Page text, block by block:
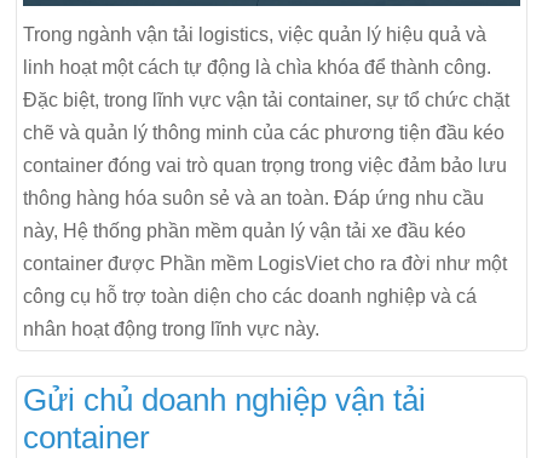
Trong ngành vận tải logistics, việc quản lý hiệu quả và
linh hoạt một cách tự động là chìa khóa để thành công.
Đặc biệt, trong lĩnh vực vận tải container, sự tổ chức chặt
chẽ và quản lý thông minh của các phương tiện đầu kéo
container đóng vai trò quan trọng trong việc đảm bảo lưu
thông hàng hóa suôn sẻ và an toàn. Đáp ứng nhu cầu
này, Hệ thống phần mềm quản lý vận tải xe đầu kéo
container được Phần mềm LogisViet cho ra đời như một
công cụ hỗ trợ toàn diện cho các doanh nghiệp và cá
nhân hoạt động trong lĩnh vực này.
Gửi chủ doanh nghiệp vận tải
container